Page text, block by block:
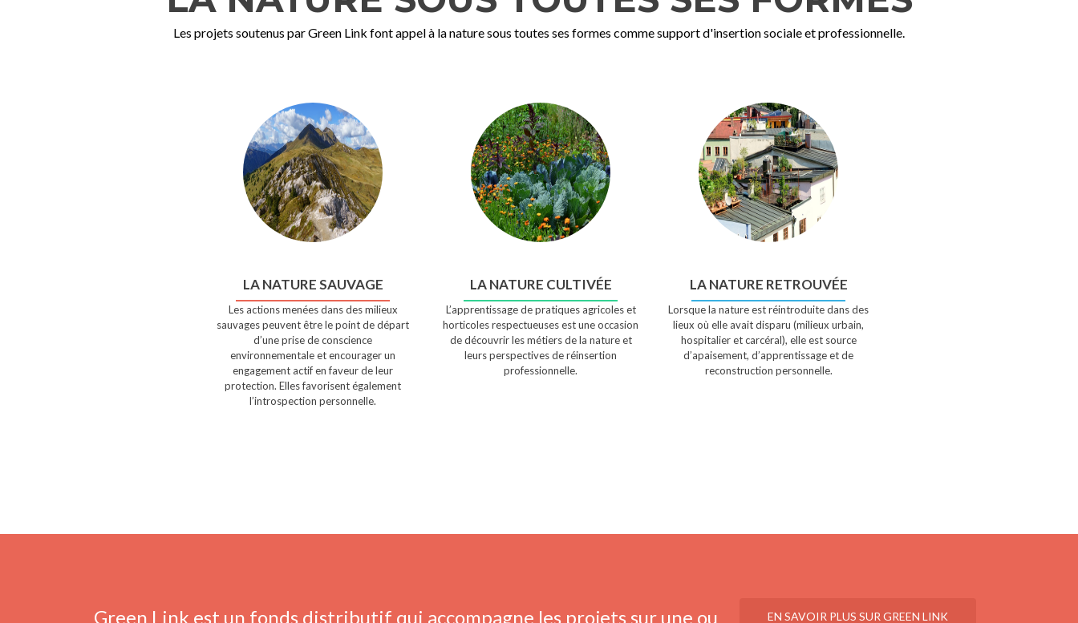
Les projets soutenus par Green Link font appel à la nature sous toutes ses formes comme support d'insertion sociale et professionnelle.
LA NATURE SAUVAGE
Les actions menées dans des milieux
sauvages peuvent être le point de départ
d’une prise de conscience
environnementale et encourager un
engagement actif en faveur de leur
protection. Elles favorisent également
l’introspection personnelle.
LA NATURE CULTIVÉE
L’apprentissage de pratiques agricoles et
horticoles respectueuses est une occasion
de découvrir les métiers de la nature et
leurs perspectives de réinsertion
professionnelle.
LA NATURE RETROUVÉE
Lorsque la nature est réintroduite dans des
lieux où elle avait disparu (milieux urbain,
hospitalier et carcéral), elle est source
d’apaisement, d’apprentissage et de
reconstruction personnelle.
Green Link est un fonds distributif qui accompagne les projets sur une ou
EN SAVOIR PLUS SUR GREEN LINK